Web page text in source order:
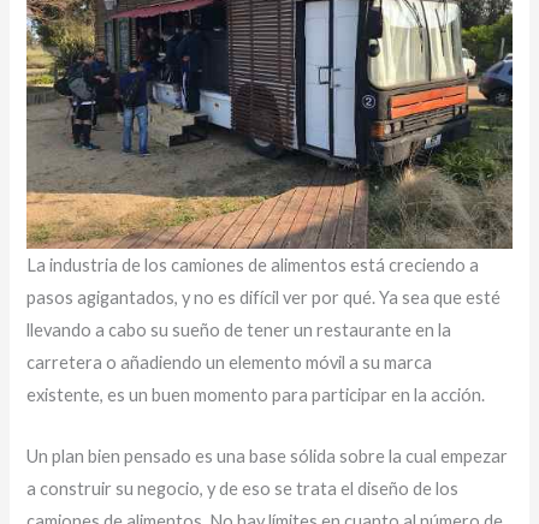
La industria de los camiones de alimentos está creciendo a
pasos agigantados, y no es difícil ver por qué. Ya sea que esté
llevando a cabo su sueño de tener un restaurante en la
carretera o añadiendo un elemento móvil a su marca
existente, es un buen momento para participar en la acción.
Un plan bien pensado es una base sólida sobre la cual empezar
a construir su negocio, y de eso se trata el diseño de los